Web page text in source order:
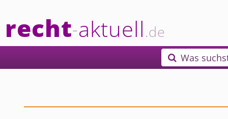
recht-aktuell.de
 Was